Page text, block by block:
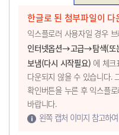
한글로 된 첨부파일이 다
익스플로러 사용자일 경우
인터넷옵션→고급→탐색(또
보냄(다시 시작필요) 에 체크
다운되지 않을 수 있습니다.
확인버튼을 누른 후 익스플
바랍니다.
왼쪽 캡처 이미지 참고하